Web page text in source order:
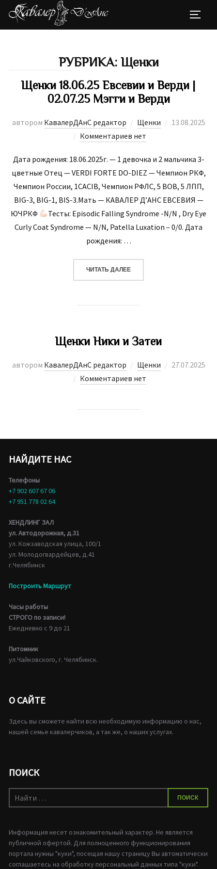
Перейти
РУБРИКА: Щенки
Щенки 18.06.25 Евсевии и Верди |
02.07.25 Мэгги и Верди
автором КавалерДАнС редактор Щенки
13.08.2025
Комментариев нет
Дата рождения: 18.06.2025г. — 1 девочка и 2 мальчика 3-
цветные Отец — VERDI FORTE DO-DIEZ — Чемпион РКФ,
Чемпион России, 1CACIB, Чемпион РФЛС, 5 ВОВ, 5 ЛПП,
BIG-3, BIG-1, BIS-3.Мать — КАВАЛЕР Д’АНС ЕВСЕВИЯ —
ЮЧРКФ
Тесты: Ерisоdiс Fаlling Syndrоmе -N/N , Dry Еyе
Сurly Соаt Syndrоmе — N/N, Patella Luxation – 0/0. Дата
рождения: …
ЧИТАТЬ ДАЛЕЕ«ЩЕНКИ 18.06.25 ЕВСЕВИИ
Щенки Ники и Затеи
автором КавалерДАнС редактор Щенки
27.07.2025
Комментариев нет
НАЙДИТЕ НАС
Телефоны
+7 902 607 67 06
+7 951 778 02 64
ХЕНДЛИНГ ЗАЛ
ул. Автодорожная, д.31
ул. Кожзаводская улица, 100/1
ул. Молодогвардейцев, д.41
г.Челябинск
Построить Маршрут
Часы работы
СТРОГО по записи!
Ежедневно с 9 до 21
Питомник
ул.Чайковского, г. Челябинск.
О САЙТЕ
Здесь вы сможете найти всю необходимую информацию о нас,
нашей семье кавалерчиков, а так же, о наших услугах.
ПОИСК
Искать:
ПОИСК
Информация несет ознакомительный характер. Не является
публичной офертой. Для полноценного функционирования
портала нужны "куки", посещая нашу страницу Вы автоматически
соглашаетесь на обработку персональный данных типа "куки".